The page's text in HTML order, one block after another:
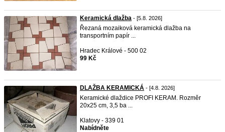
Keramická dlažba - [5.8. 2026]
Řezaná mozaiková keramická dlažba na
transportním papír ...
Hradec Králové - 500 02
99 Kč
DLAŽBA KERAMICKÁ - [4.8. 2026]
Keramické dlaždice PROFI KERAM. Rozměr
20x25 cm, 3,5 ba ...
Klatovy - 339 01
Nabídněte